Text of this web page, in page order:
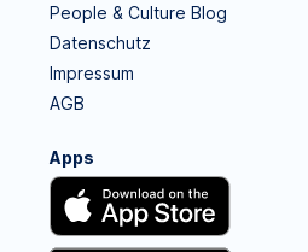
People & Culture Blog
Datenschutz
Impressum
AGB
Apps